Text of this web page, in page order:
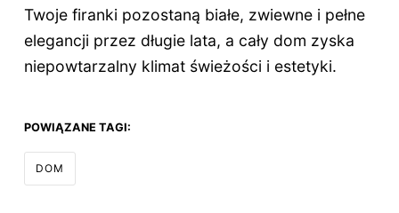
Twoje firanki pozostaną białe, zwiewne i pełne
elegancji przez długie lata, a cały dom zyska
niepowtarzalny klimat świeżości i estetyki.
POWIĄZANE TAGI:
DOM